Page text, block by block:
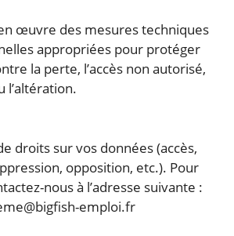
œuvre des mesures techniques
appropriées pour protéger
la perte, l’accès non autorisé,
l’altération.
droits sur vos données (accès,
opposition, etc.). Pour
nous à l’adresse suivante :
emploi.fr